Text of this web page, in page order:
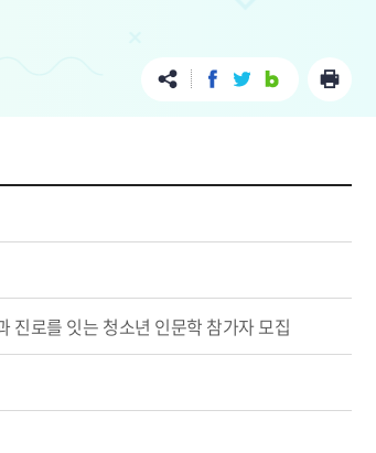
진로를 잇는 청소년 인문학 참가자 모집